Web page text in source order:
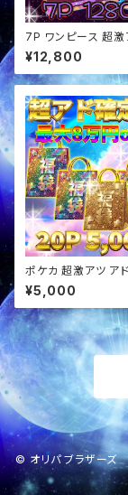
7P ワンピース 超
Eプロモ確定 オリパ
¥12,800
ポケカ 超激アツ ア
オリパ
¥5,000
© オリパ ブラザーズ